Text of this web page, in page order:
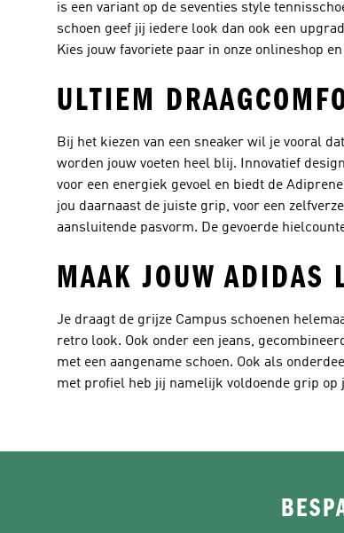
is een variant op de seventies style
schoen geef jij iedere look dan ook een
Kies jouw favoriete paar in onze onlineshop
ULTIEM
Bij het kiezen van een sneaker wil je vooral
worden jouw voeten heel blij. Innovatief
voor een energiek gevoel en biedt de
jou daarnaast de juiste grip, voor een
aansluitende pasvorm. De gevoerde
MAAK JOUW ADIDAS
Je draagt de grijze Campus schoenen
retro look. Ook onder een jeans,
met een aangename schoen. Ook als
met profiel heb jij namelijk voldoende grip op